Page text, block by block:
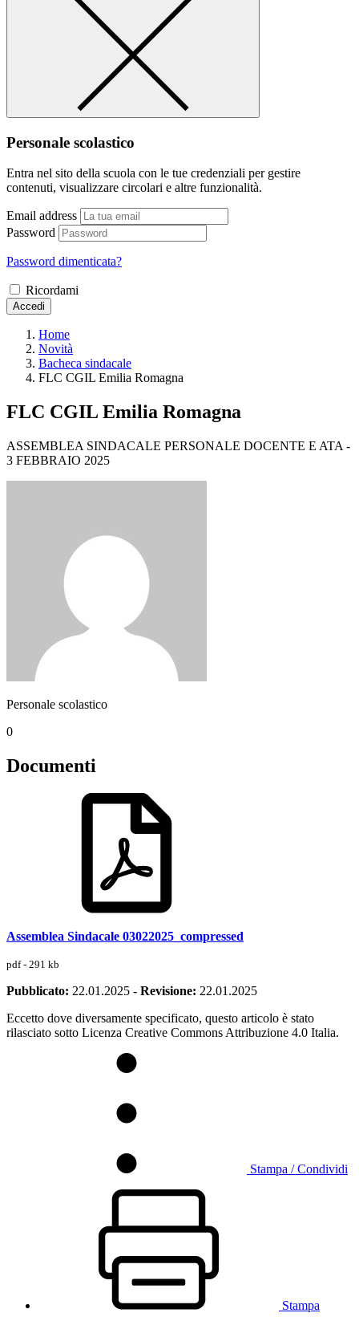
Personale scolastico
Entra nel sito della scuola con le tue credenziali per gestire
contenuti, visualizzare circolari e altre funzionalità.
Email address
Password
Password dimenticata?
Ricordami
Accedi
Home
Novità
Bacheca sindacale
FLC CGIL Emilia Romagna
FLC CGIL Emilia Romagna
ASSEMBLEA SINDACALE PERSONALE DOCENTE E ATA -
3 FEBBRAIO 2025
Personale scolastico
0
Documenti
Assemblea Sindacale 03022025_compressed
pdf - 291 kb
Pubblicato: 22.01.2025 - Revisione: 22.01.2025
Eccetto dove diversamente specificato, questo articolo è stato
rilasciato sotto Licenza Creative Commons Attribuzione 4.0 Italia.
Stampa / Condividi
Stampa